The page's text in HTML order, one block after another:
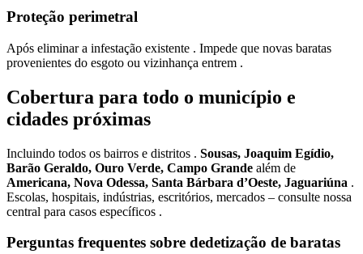
Proteção perimetral
Após eliminar a infestação existente . Impede que novas baratas
provenientes do esgoto ou vizinhança entrem .
Cobertura para todo o município e
cidades próximas
Incluindo todos os bairros e distritos . Sousas, Joaquim Egídio,
Barão Geraldo, Ouro Verde, Campo Grande além de
Americana, Nova Odessa, Santa Bárbara d’Oeste, Jaguariúna .
Escolas, hospitais, indústrias, escritórios, mercados – consulte nossa
central para casos específicos .
Perguntas frequentes sobre dedetização de baratas